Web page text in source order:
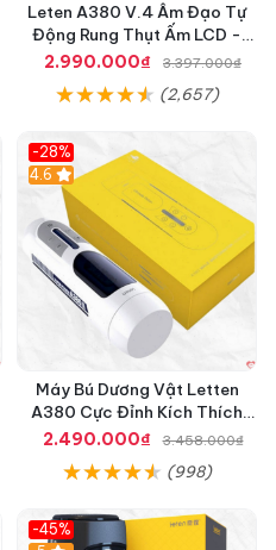
Leten A380 V.4 Âm Đạo Tự
Động Rung Thụt Ấm LCD -
Cực Phê
2.990.000₫ 3.397.000₫
(2,657)
-28%
Hot
4.6
Máy Bú Dương Vật Letten
A380 Cực Đỉnh Kích Thích
Mạnh Mẽ
2.490.000₫ 3.458.000₫
(998)
-45%